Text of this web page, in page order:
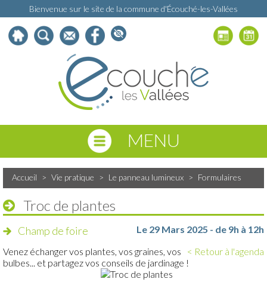
Bienvenue sur le site de la commune d'Écouché-les-Vallées
MENU
Accueil > Vie pratique > Le panneau lumineux > Formulaires
Troc de plantes
Champ de foire
Le 29 Mars 2025 - de 9h à 12h
< Retour à l'agenda
Venez échanger vos plantes, vos graines, vos
bulbes... et partagez vos conseils de jardinage !